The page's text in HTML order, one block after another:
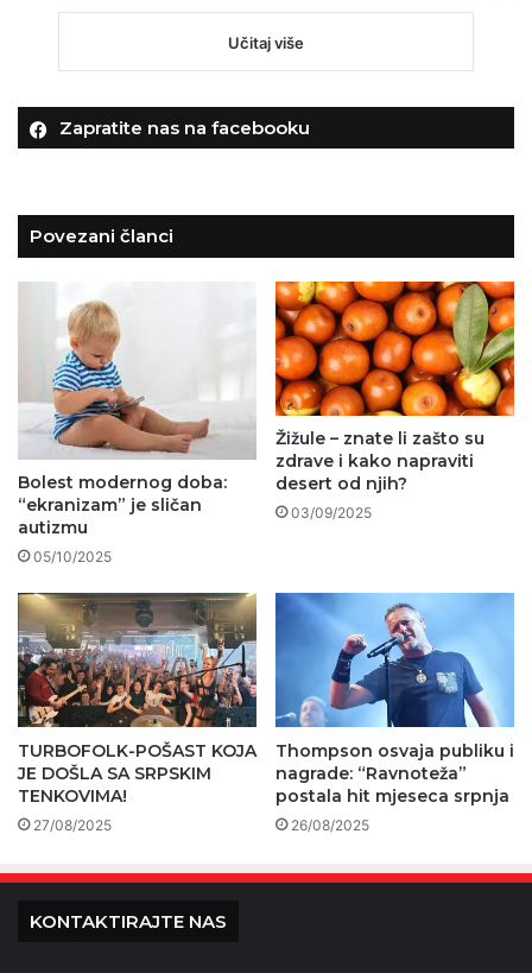
Učitaj više
Zapratite nas na facebooku
Povezani članci
Bolest modernog doba:
“ekranizam” je sličan
autizmu
05/10/2025
Žižule – znate li zašto su
zdrave i kako napraviti
desert od njih?
03/09/2025
TURBOFOLK-POŠAST KOJA
JE DOŠLA SA SRPSKIM
TENKOVIMA!
27/08/2025
Thompson osvaja publiku i
nagrade: “Ravnoteža”
postala hit mjeseca srpnja
26/08/2025
KONTAKTIRAJTE NAS